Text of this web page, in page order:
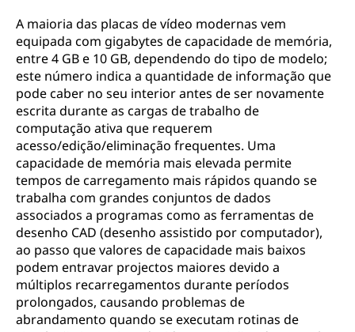
A maioria das placas de vídeo modernas vem
equipada com gigabytes de capacidade de memória,
entre 4 GB e 10 GB, dependendo do tipo de modelo;
este número indica a quantidade de informação que
pode caber no seu interior antes de ser novamente
escrita durante as cargas de trabalho de
computação ativa que requerem
acesso/edição/eliminação frequentes. Uma
capacidade de memória mais elevada permite
tempos de carregamento mais rápidos quando se
trabalha com grandes conjuntos de dados
associados a programas como as ferramentas de
desenho CAD (desenho assistido por computador),
ao passo que valores de capacidade mais baixos
podem entravar projectos maiores devido a
múltiplos recarregamentos durante períodos
prolongados, causando problemas de
abrandamento quando se executam rotinas de